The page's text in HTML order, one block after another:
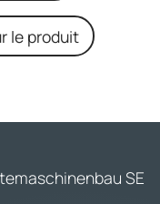
le produit
SE